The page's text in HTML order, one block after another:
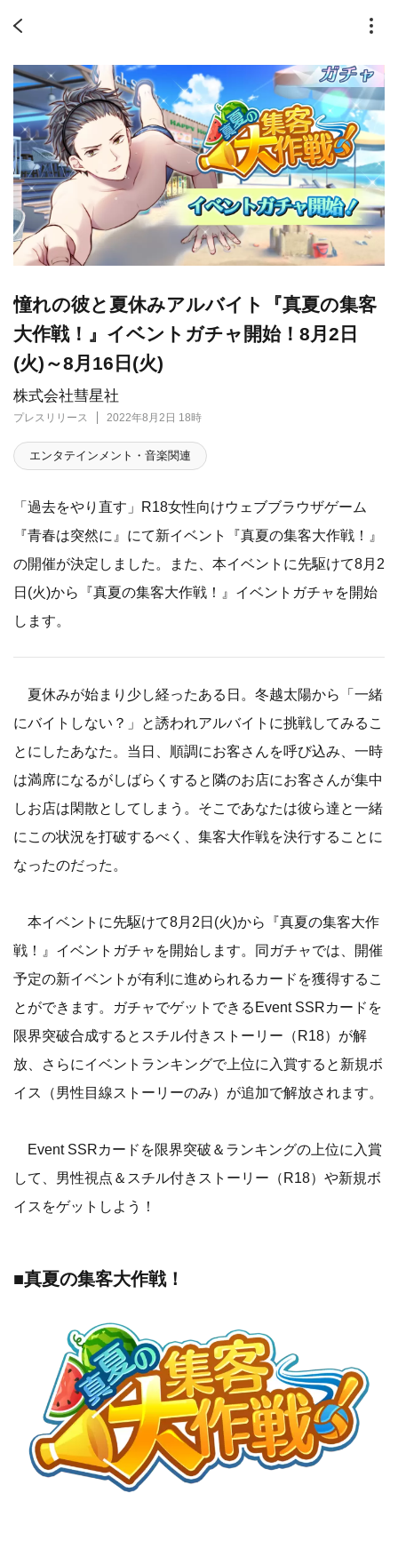
株式会社彗星社
プレスリリース 2022年8月2日 18時
憧れの彼と夏休みアルバイト『真夏の集客
大作戦！』イベントガチャ開始！8月2日
(火)～8月16日(火)
エンタテインメント・音楽関連
「過去をやり直す」R18女性向けウェブブラウザゲーム
『青春は突然に』にて新イベント『真夏の集客大作戦！』
の開催が決定しました。また、本イベントに先駆けて8月2
日(火)から『真夏の集客大作戦！』イベントガチャを開始
します。
夏休みが始まり少し経ったある日。冬越太陽から「一緒
にバイトしない？」と誘われアルバイトに挑戦してみるこ
とにしたあなた。当日、順調にお客さんを呼び込み、一時
は満席になるがしばらくすると隣のお店にお客さんが集中
しお店は閑散としてしまう。そこであなたは彼ら達と一緒
にこの状況を打破するべく、集客大作戦を決行することに
なったのだった。
本イベントに先駆けて8月2日(火)から『真夏の集客大作
戦！』イベントガチャを開始します。同ガチャでは、開催
予定の新イベントが有利に進められるカードを獲得するこ
とができます。ガチャでゲットできるEvent SSRカードを
限界突破合成するとスチル付きストーリー（R18）が解
放、さらにイベントランキングで上位に入賞すると新規ボ
イス（男性目線ストーリーのみ）が追加で解放されます。
Event SSRカードを限界突破＆ランキングの上位に入賞
して、男性視点＆スチル付きストーリー（R18）や新規ボ
イスをゲットしよう！
■真夏の集客大作戦！